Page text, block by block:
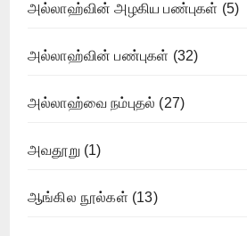
அல்லாஹ்வின் அழகிய பண்புகள் (5)
அல்லாஹ்வின் பண்புகள் (32)
அல்லாஹ்வை நம்புதல் (27)
அவதூறு (1)
ஆங்கில நூல்கள் (13)